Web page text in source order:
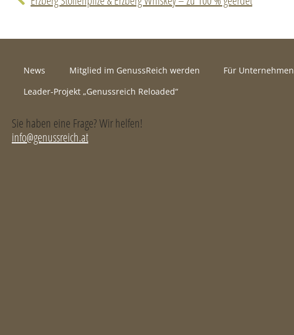
News Mitglied im GenussReich werden Für Unternehmen
Leader-Projekt „Genussreich Reloaded“
Sie haben eine Frage? Wir helfen!
info@genussreich.at